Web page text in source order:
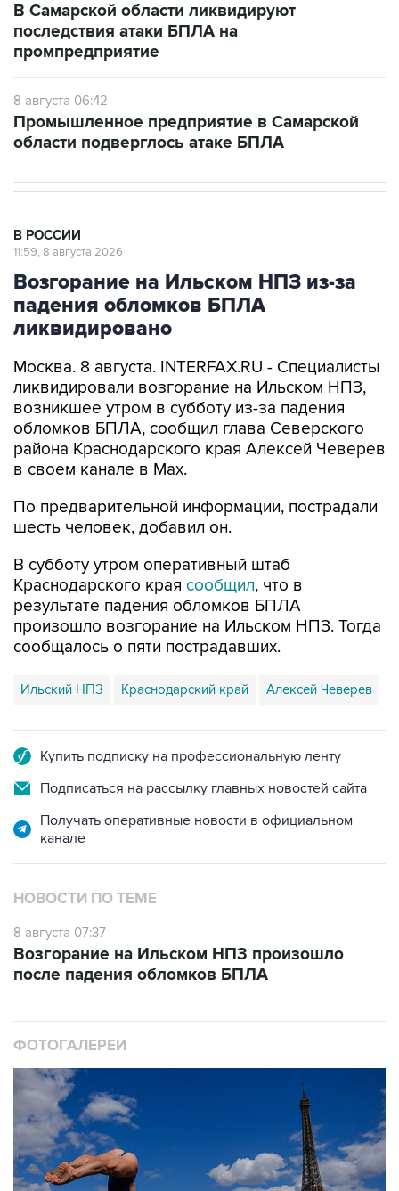
В Самарской области ликвидируют
последствия атаки БПЛА на
промпредприятие
8 августа 06:42
Промышленное предприятие в Самарской
области подверглось атаке БПЛА
В РОССИИ
11:59, 8 августа 2026
Возгорание на Ильском НПЗ из-за
падения обломков БПЛА
ликвидировано
Москва. 8 августа. INTERFAX.RU - Специалисты
ликвидировали возгорание на Ильском НПЗ,
возникшее утром в субботу из-за падения
обломков БПЛА, сообщил глава Северского
района Краснодарского края Алексей Чеверев
в своем канале в Max.
По предварительной информации, пострадали
шесть человек, добавил он.
В субботу утром оперативный штаб
Краснодарского края сообщил, что в
результате падения обломков БПЛА
произошло возгорание на Ильском НПЗ. Тогда
сообщалось о пяти пострадавших.
Ильский НПЗ Краснодарский край Алексей Чеверев
Купить подписку на профессиональную ленту
Подписаться на рассылку главных новостей сайта
Получать оперативные новости в официальном
канале
НОВОСТИ ПО ТЕМЕ
8 августа 07:37
Возгорание на Ильском НПЗ произошло
после падения обломков БПЛА
ФОТОГАЛЕРЕИ